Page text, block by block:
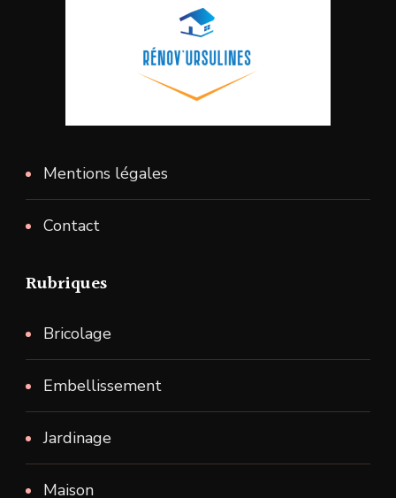
Mentions légales
Contact
Rubriques
Bricolage
Embellissement
Jardinage
Maison